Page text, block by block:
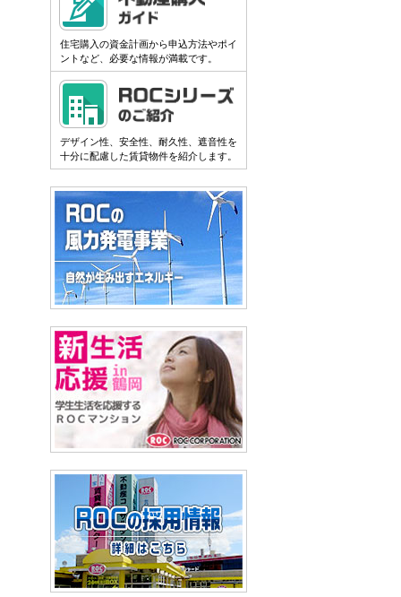
住宅購入の資金計画から申込方法やポイ
ントなど、必要な情報が満載です。
デザイン性、安全性、耐久性、遮音性を
十分に配慮した賃貸物件を紹介します。